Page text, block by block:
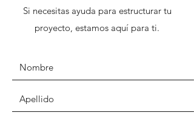
Si necesitas ayuda para estructurar tu
proyecto, estamos aquí para ti.